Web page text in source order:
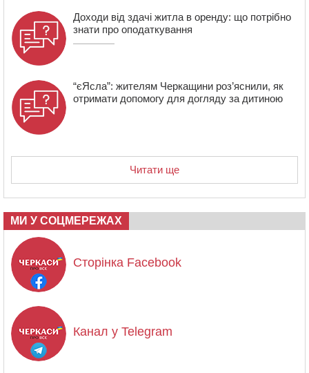
Доходи від здачі житла в оренду: що потрібно
знати про оподаткування
“єЯсла”: жителям Черкащини роз’яснили, як
отримати допомогу для догляду за дитиною
Читати ще
МИ У СОЦМЕРЕЖАХ
Сторінка Facebook
Канал у Telegram